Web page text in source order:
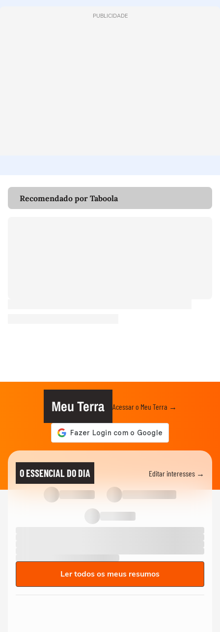
PUBLICIDADE
Recomendado por Taboola
Meu Terra Acessar o Meu Terra →
O ESSENCIAL DO DIA Editar interesses →
Ler todos os meus resumos